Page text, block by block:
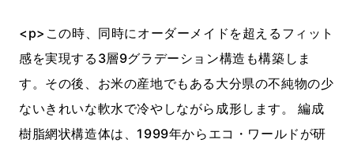
<p>この時、同時にオーダーメイドを超えるフィット
感を実現する3層9グラデーション構造も構築しま
す。その後、お米の産地でもある大分県の不純物の少
ないきれいな軟水で冷やしながら成形します。 編成
樹脂網状構造体は、1999年からエコ・ワールドが研